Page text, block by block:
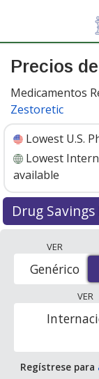
Precios
Medicamentos
Zestoretic
Lowest U.S.
Lowest
available
Drug
pharmacies
You save 7%
of $14.00 per
to compare
VER
Genérico
VER
Regístrese para